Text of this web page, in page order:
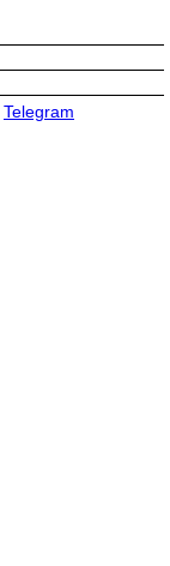
Telegram